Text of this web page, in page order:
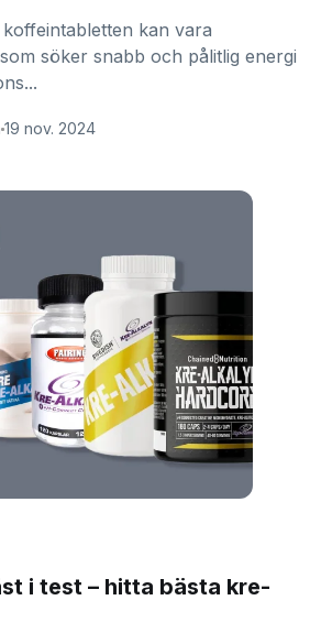
kan vara
söker snabb och pålitlig energi
19 nov. 2024
i test – hitta bästa kre-